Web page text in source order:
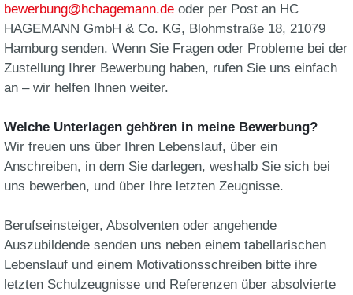
bewerbung@hchagemann.de oder per Post an HC
HAGEMANN GmbH & Co. KG, Blohmstraße 18, 21079
Hamburg senden. Wenn Sie Fragen oder Probleme bei der
Zustellung Ihrer Bewerbung haben, rufen Sie uns einfach
an – wir helfen Ihnen weiter.
Welche Unterlagen gehören in meine Bewerbung?
Wir freuen uns über Ihren Lebenslauf, über ein
Anschreiben, in dem Sie darlegen, weshalb Sie sich bei
uns bewerben, und über Ihre letzten Zeugnisse.
Berufseinsteiger, Absolventen oder angehende
Auszubildende senden uns neben einem tabellarischen
Lebenslauf und einem Motivationsschreiben bitte ihre
letzten Schulzeugnisse und Referenzen über absolvierte